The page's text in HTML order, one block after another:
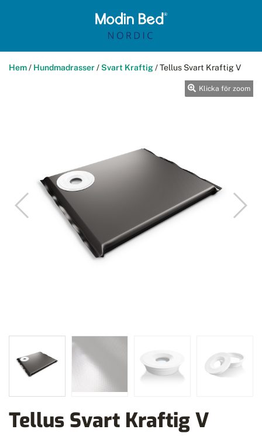
Hem/ Hundmadrasser/Svart Kraftig/Tellus Svart Kraftig V
Klicka för zoom
Tellus Svart Kraftig V